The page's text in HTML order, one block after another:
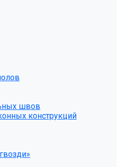
швов
конструкций